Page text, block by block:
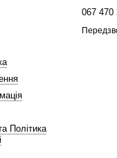
Політика
067 470